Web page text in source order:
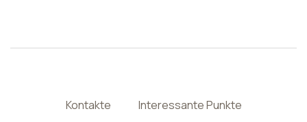
Kontakte Interessante Punkte